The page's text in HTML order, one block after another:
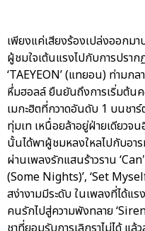
เพียงแค่เสียงร้องเปล่งออกมา
ผู้ชมใจเต้นแรงไปกับการปรา
‘TAEYEON’ (แทยอน) ท่ามก
หึ่มฮอลล์ ยืนยันถึงการเริ่มต้น
เมกะฮิตที่กวาดอันดับ 1 บนชาร์
ทุ่มเท เหนื่อยล้าอยู่ฝ่ายเดียวจ
นั้นได้พาผู้ชมหลงใหลไปกับอา
ผ่านเพลงรักแสนร้าวราน
(Some Nights)’, ‘Set
สง่างามมีระดับ ในเพลงที่ได้แร
คนรักไปสู่ความพังทลาย